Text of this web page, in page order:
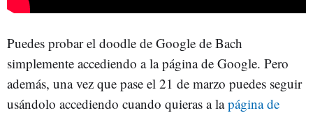
Puedes probar el doodle de Google de Bach
simplemente accediendo a la página de Google. Pero
además, una vez que pase el 21 de marzo puedes seguir
usándolo accediendo cuando quieras a lapágina de